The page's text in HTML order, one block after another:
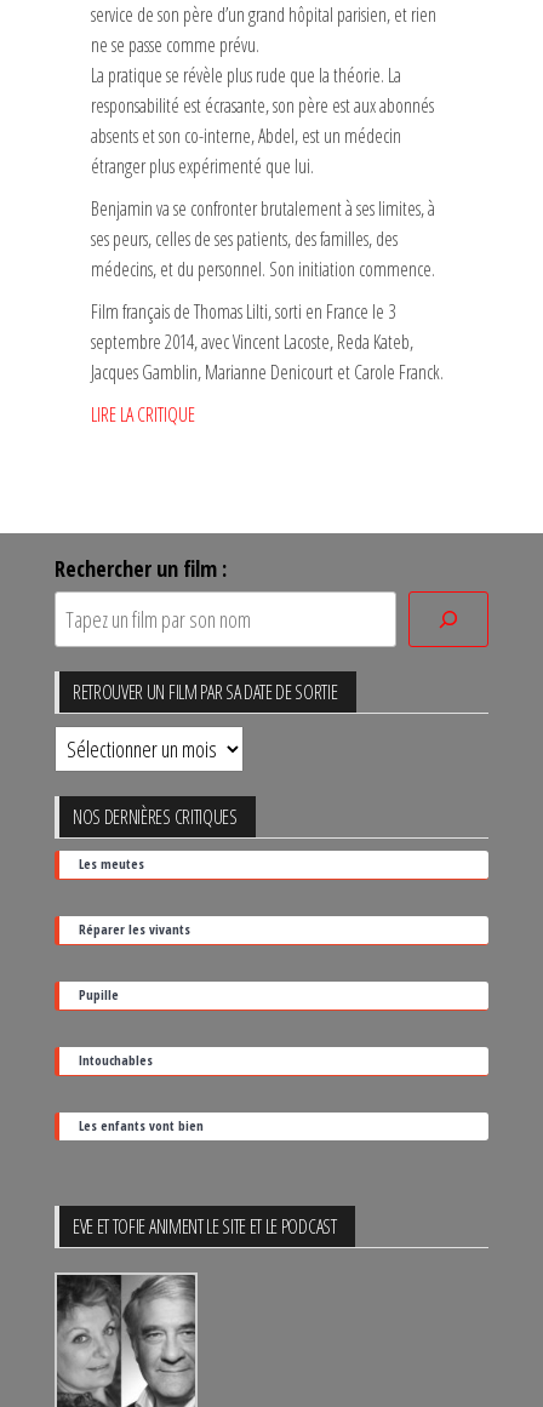
service de son père d’un grand hôpital parisien, et rien
ne se passe comme prévu.
La pratique se révèle plus rude que la théorie. La
responsabilité est écrasante, son père est aux abonnés
absents et son co-interne, Abdel, est un médecin
étranger plus expérimenté que lui.
Benjamin va se confronter brutalement à ses limites, à
ses peurs, celles de ses patients, des familles, des
médecins, et du personnel. Son initiation commence.
Film français de Thomas Lilti, sorti en France le 3
septembre 2014, avec Vincent Lacoste, Reda Kateb,
Jacques Gamblin, Marianne Denicourt et Carole Franck.
LIRE LA CRITIQUE
Rechercher un film :
RETROUVER UN FILM PAR SA DATE DE SORTIE
Retrouver
un
film
par
sa
date
de
sortie
NOS DERNIÈRES CRITIQUES
Les meutes
Réparer les vivants
Pupille
Intouchables
Les enfants vont bien
EVE ET TOFIE ANIMENT LE SITE ET LE PODCAST